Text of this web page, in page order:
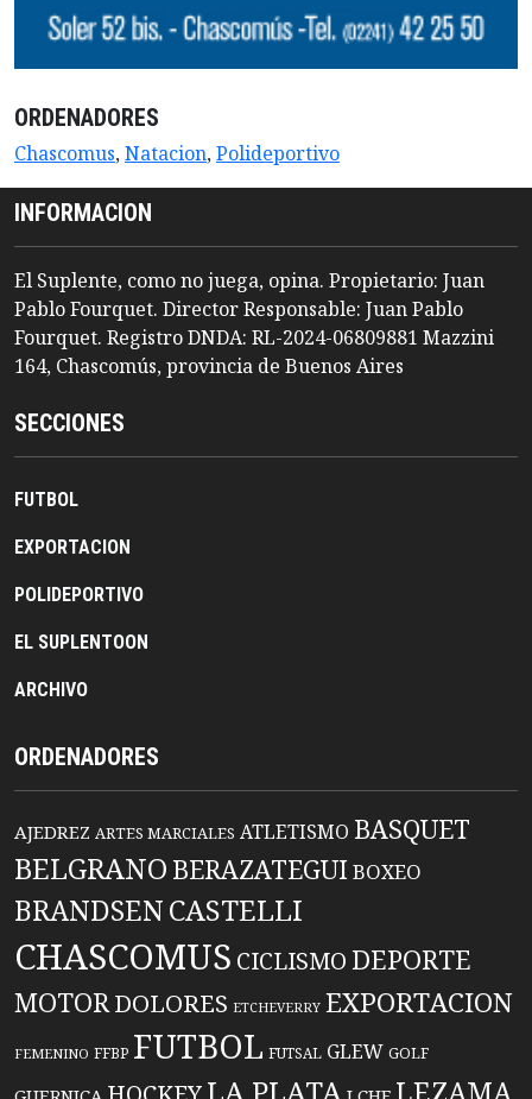
ORDENADORES
Chascomus,Natacion,Polideportivo
INFORMACION
El Suplente, como no juega, opina. Propietario: Juan
Pablo Fourquet. Director Responsable: Juan Pablo
Fourquet. Registro DNDA: RL-2024-06809881 Mazzini
164, Chascomús, provincia de Buenos Aires
SECCIONES
FUTBOL
EXPORTACION
POLIDEPORTIVO
EL SUPLENTOON
ARCHIVO
ORDENADORES
AJEDREZ ARTES MARCIALES ATLETISMO BASQUET
BELGRANO BERAZATEGUIBOXEO
BRANDSENCASTELLI
CHASCOMUS CICLISMO DEPORTE
MOTORDOLORES ETCHEVERRY EXPORTACION
FEMENINO FFBP FUTBOL FUTSAL GLEW GOLF